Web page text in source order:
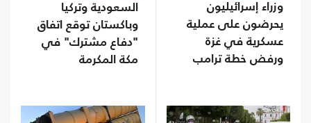
وزراء إسرائيليون
يحرضون على عملية
عسكرية في غزة
ورفض خطة ترامب
السعودية وتركيا
وباكستان توقع اتفاق
"دفاع مشترك" في
مكة المكرمة